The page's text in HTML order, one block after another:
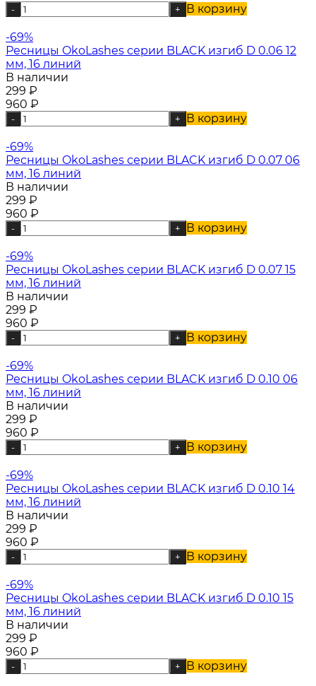
- + В корзину
-69%
Ресницы OkoLashes серии BLACK изгиб D 0.06 12
мм, 16 линий
В наличии
299 ₽
960 ₽
- + В корзину
-69%
Ресницы OkoLashes серии BLACK изгиб D 0.07 06
мм, 16 линий
В наличии
299 ₽
960 ₽
- + В корзину
-69%
Ресницы OkoLashes серии BLACK изгиб D 0.07 15
мм, 16 линий
В наличии
299 ₽
960 ₽
- + В корзину
-69%
Ресницы OkoLashes серии BLACK изгиб D 0.10 06
мм, 16 линий
В наличии
299 ₽
960 ₽
- + В корзину
-69%
Ресницы OkoLashes серии BLACK изгиб D 0.10 14
мм, 16 линий
В наличии
299 ₽
960 ₽
- + В корзину
-69%
Ресницы OkoLashes серии BLACK изгиб D 0.10 15
мм, 16 линий
В наличии
299 ₽
960 ₽
- + В корзину